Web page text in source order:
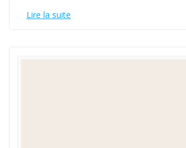
Lire la suite